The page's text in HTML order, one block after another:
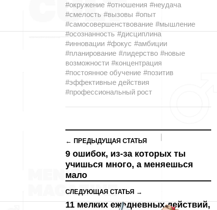
#окружение #отношения #неудача
#смелость #вызовы #опыт
#самосовершенствование #мышление
#осознанность #дисциплина
#инновации #фокус #амбиции
#планирование #лидерство #новые
возможности #концентрация
#постоянное обучение #позитив
#эффективные действия
#профессиональный рост
← ПРЕДЫДУЩАЯ СТАТЬЯ
9 ошибок, из-за которых ты
учишься много, а меняешься
мало
СЛЕДУЮЩАЯ СТАТЬЯ →
11 мелких ежедневных действий,